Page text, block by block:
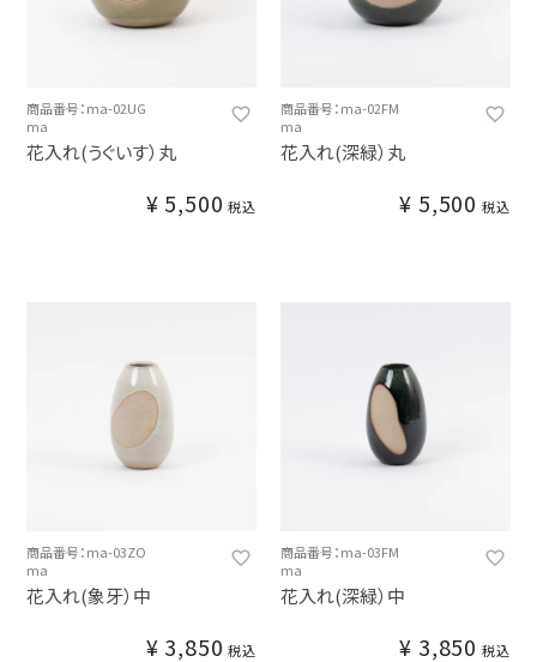
商品番号：ma-02UG
ma
花入れ(うぐいす）丸
¥ 5,500 税込
商品番号：ma-02FM
ma
花入れ(深緑）丸
¥ 5,500 税込
商品番号：ma-03ZO
ma
花入れ(象牙）中
¥ 3,850 税込
商品番号：ma-03FM
ma
花入れ(深緑）中
¥ 3,850 税込